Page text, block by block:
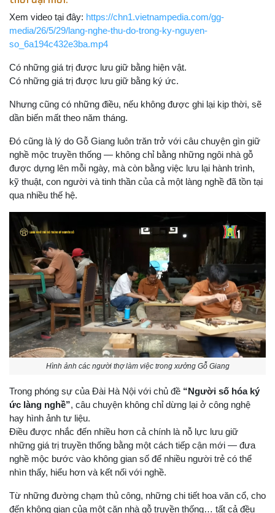
Xem video tại đây: https://chn1.vietnampedia.com/gg-
media/26/5/29/lang-nghe-thu-do-trong-ky-nguyen-
so_6a194c432e3ba.mp4
Có những giá trị được lưu giữ bằng hiện vật.
Có những giá trị được lưu giữ bằng ký ức.
Nhưng cũng có những điều, nếu không được ghi lại kịp thời, sẽ
dần biến mất theo năm tháng.
Đó cũng là lý do Gỗ Giang luôn trăn trở với câu chuyện gìn giữ
nghề mộc truyền thống — không chỉ bằng những ngôi nhà gỗ
được dựng lên mỗi ngày, mà còn bằng việc lưu lại hành trình,
kỹ thuật, con người và tinh thần của cả một làng nghề đã tồn tại
qua nhiều thế hệ.
Hình ảnh các người thợ làm việc trong xưởng Gỗ Giang
Trong phóng sự của Đài Hà Nội với chủ đề “Người số hóa ký
ức làng nghề”, câu chuyện không chỉ dừng lại ở công nghệ
hay hình ảnh tư liệu.
Điều được nhắc đến nhiều hơn cả chính là nỗ lực lưu giữ
những giá trị truyền thống bằng một cách tiếp cận mới — đưa
nghề mộc bước vào không gian số để nhiều người trẻ có thể
nhìn thấy, hiểu hơn và kết nối với nghề.
Từ những đường chạm thủ công, những chi tiết hoa văn cổ, cho
đến không gian của một căn nhà gỗ truyền thống… tất cả đều